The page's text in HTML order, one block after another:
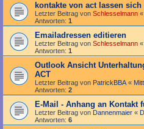
kontakte von act lassen
Letzter Beitrag von Schlesselmann «
Antworten: 1
Emailadressen editieren
Letzter Beitrag von Schlesselmann «
Antworten: 1
Outlook Ansicht
ACT
Letzter Beitrag von PatrickBBA «
Antworten: 2
E-Mail - Anhang an Kontakt
Letzter Beitrag von Dannenmaier «
Antworten: 6